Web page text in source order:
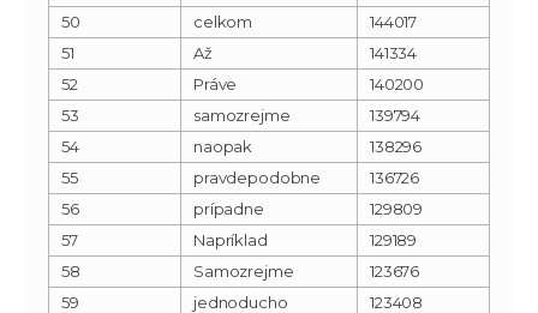
50
celkom
144017
51
Až
141334
52
Práve
140200
53
samozrejme
139794
54
naopak
138296
55
pravdepodobne
136726
56
prípadne
129809
57
Napríklad
129189
58
Samozrejme
123676
59
jednoducho
123408